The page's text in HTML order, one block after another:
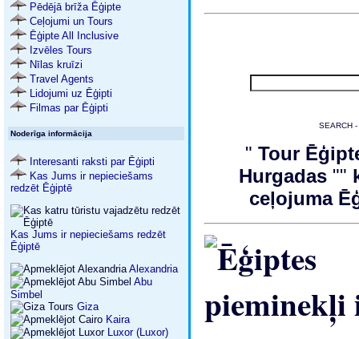
Pēdējā brīža Ēģipte
Ceļojumi un Tours
Ēģipte All Inclusive
Izvēles Tours
Nīlas kruīzi
Travel Agents
Lidojumi uz Ēģipti
Filmas par Ēģipti
Noderīga informācija
Interesanti raksti par Ēģipti
Kas Jums ir nepieciešams
redzēt Ēģiptē
Kas Jums ir nepieciešams redzēt
Ēģiptē
Alexandria
Abu
Simbel
Giza
Kaira
Luxor (Luxor)
SEARCH
" Tour
Hurgadas ""
ceļojuma